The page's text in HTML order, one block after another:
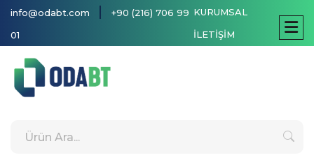
info@odabt.com |
+90 (216) 706 99
01
KURUMSAL
İLETİŞİM